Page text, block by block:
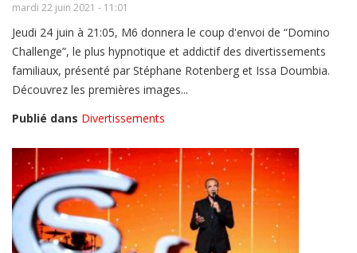
mardi 22 juin 2021 - 11:01
Jeudi 24 juin à 21:05, M6 donnera le coup d'envoi de “Domino
Challenge”, le plus hypnotique et addictif des divertissements
familiaux, présenté par Stéphane Rotenberg et Issa Doumbia.
Découvrez les premières images...
Publié dans Divertissements